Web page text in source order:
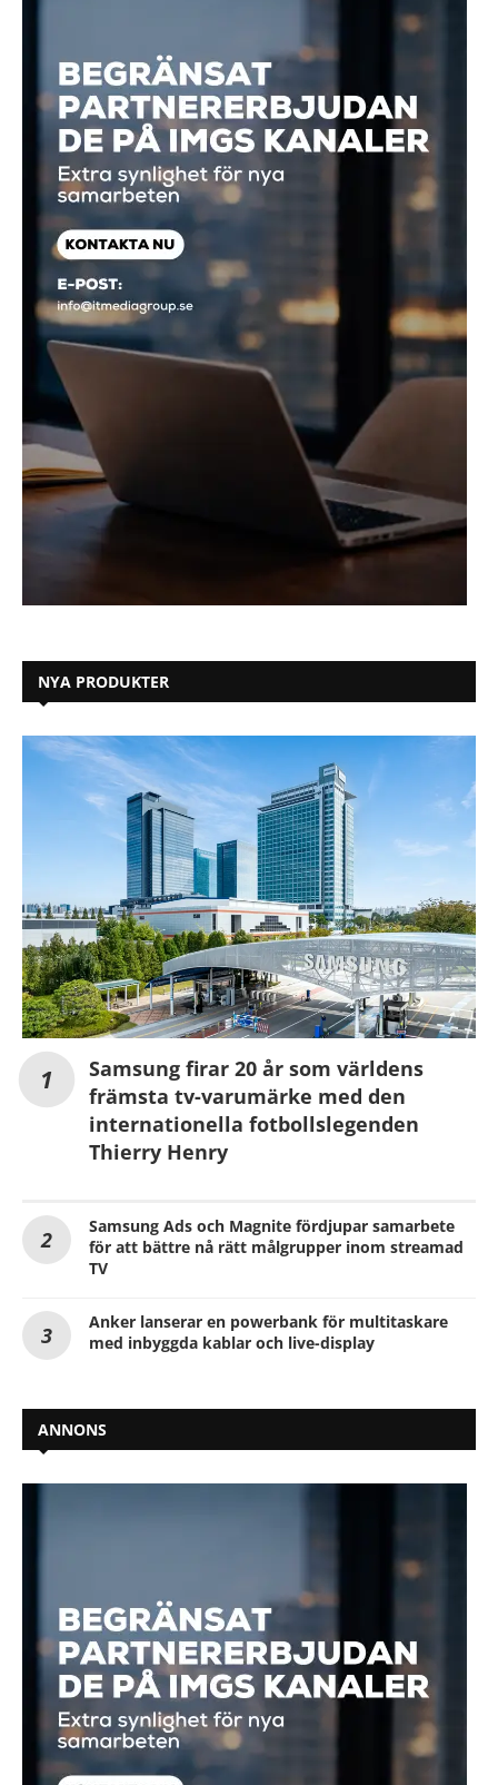
NYA PRODUKTER
Samsung firar 20 år som världens
främsta tv-varumärke med den
internationella fotbollslegenden
Thierry Henry
Samsung Ads och Magnite fördjupar samarbete
för att bättre nå rätt målgrupper inom streamad
TV
Anker lanserar en powerbank för multitaskare
med inbyggda kablar och live-display
ANNONS